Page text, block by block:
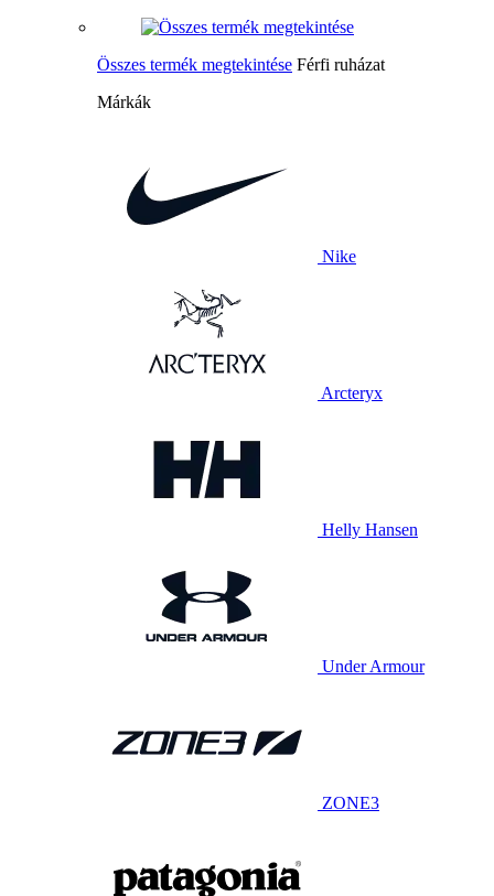
Összes termék megtekintése Férfi ruházat
Márkák
Nike
Arcteryx
Helly Hansen
Under Armour
ZONE3